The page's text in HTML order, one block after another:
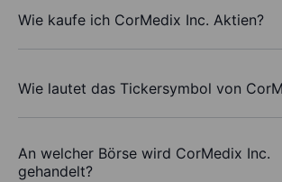
Wie kaufe ich CorMedix Inc. Aktien?
Wie lautet das Tickersymbol von
An welcher Börse wird CorMedix Inc.
gehandelt?